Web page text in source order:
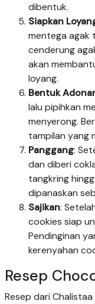
dibentuk.
Siapkan
mentega agak
cenderung
akan
loyang.
Bentuk
lalu pipihkan
menyerong.
tampilan yang
Panggang:
dan diberi
tangkring
dipanaskan
Sajikan:
cookies siap
Pendinginan
kerenyahan
Resep
Resep dari